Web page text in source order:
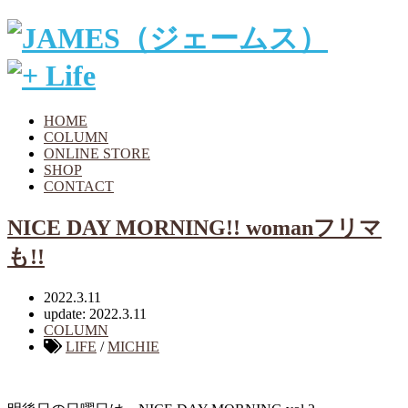
HOME
COLUMN
ONLINE STORE
SHOP
CONTACT
NICE DAY MORNING!! womanフリマ
も!!
2022.3.11
update: 2022.3.11
COLUMN
LIFE /MICHIE